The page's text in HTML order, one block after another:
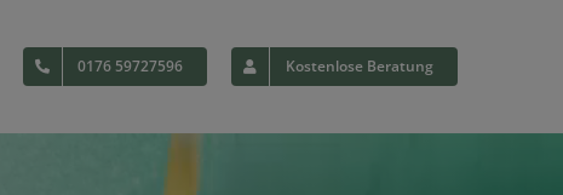
0176 59727596 Kostenlose Beratung